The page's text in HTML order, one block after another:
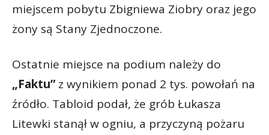
miejscem pobytu Zbigniewa Ziobry oraz jego
żony są Stany Zjednoczone.
Ostatnie miejsce na podium należy do
„Faktu”z wynikiem ponad 2 tys. powołań na
źródło. Tabloid podał, że grób Łukasza
Litewki stanął w ogniu, a przyczyną pożaru